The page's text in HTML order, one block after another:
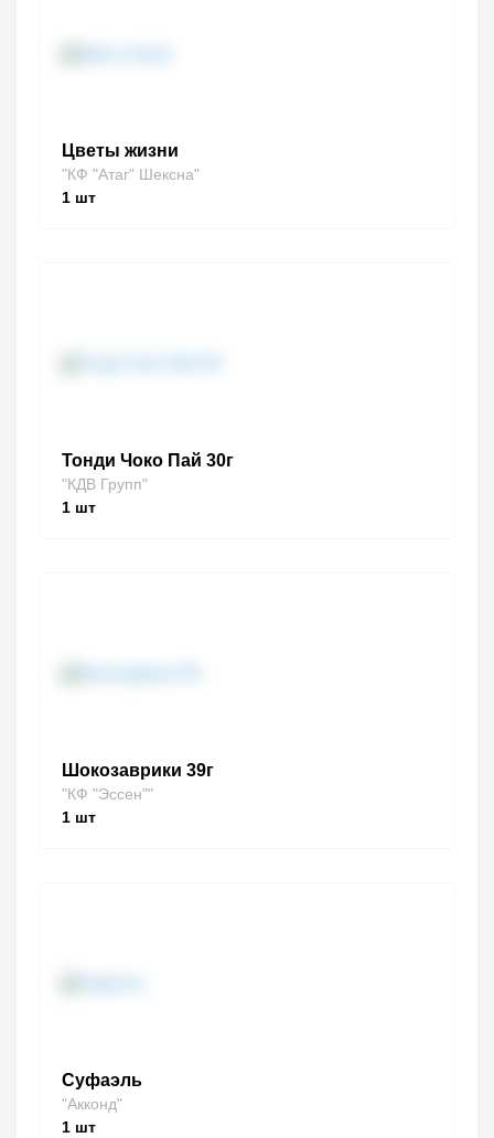
Цветы жизни
"КФ "Атаг" Шексна"
1 шт
Тонди Чоко Пай 30г
"КДВ Групп"
1 шт
Шокозаврики 39г
"КФ "Эссен""
1 шт
Суфаэль
"Акконд"
1 шт